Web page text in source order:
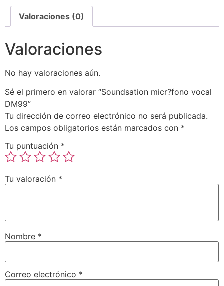
Valoraciones (0)
Valoraciones
No hay valoraciones aún.
Sé el primero en valorar “Soundsation micr?fono vocal
DM99”
Tu dirección de correo electrónico no será publicada.
Los campos obligatorios están marcados con *
Tu puntuación *
Tu valoración *
Nombre *
Correo electrónico *